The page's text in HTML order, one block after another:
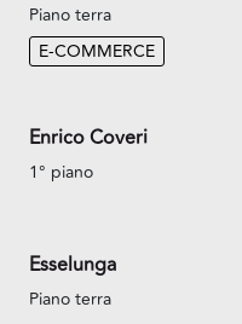
Piano terra
E-COMMERCE
Enrico Coveri
1° piano
Esselunga
Piano terra